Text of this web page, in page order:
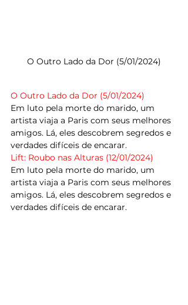
O Outro Lado da Dor (5/01/2024)
O Outro Lado da Dor (5/01/2024)
Em luto pela morte do marido, um
artista viaja a Paris com seus melhores
amigos. Lá, eles descobrem segredos e
verdades difíceis de encarar.
Lift: Roubo nas Alturas (12/01/2024)
Em luto pela morte do marido, um
artista viaja a Paris com seus melhores
amigos. Lá, eles descobrem segredos e
verdades difíceis de encarar.